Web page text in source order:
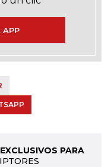
APP
PARA